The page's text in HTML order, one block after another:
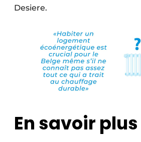
Desiere.
En savoir plus